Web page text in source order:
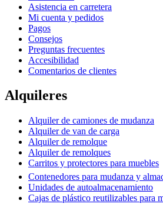
Asistencia en carretera
Mi cuenta y pedidos
Pagos
Consejos
Preguntas frecuentes
Accesibilidad
Comentarios de clientes
Alquileres
Alquiler de camiones de mudanza
Alquiler de van de carga
Alquiler de remolque
Alquiler de remolques
Carritos y protectores para muebles
Contenedores para mudanza y
Unidades de autoalmacenamiento
Cajas de plástico reutilizables para